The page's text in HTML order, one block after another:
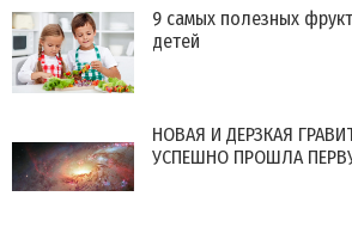
9 самых полезных
детей
НОВАЯ И ДЕРЗКАЯ
УСПЕШНО ПРОШЛА